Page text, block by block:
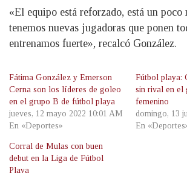
«El equipo está reforzado, está un poco
tenemos nuevas jugadoras que ponen
entrenamos fuerte», recalcó González.
Fátima González y Emerson
Cerna son los líderes de goleo
en el grupo B de fútbol playa
jueves, 12 mayo 2022 10:01 AM
En «Deportes»
Fútbol playa:
sin rival en el
femenino
domingo, 13
En
Corral de Mulas con buen
debut en la Liga de Fútbol
Playa